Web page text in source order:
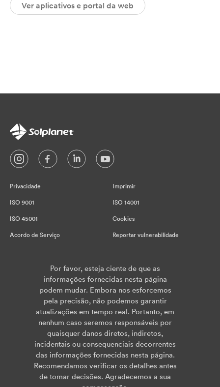
Ver aplicativos e portal da web
Privacidade Imprimir
ISO 9001 ISO 14001
ISO 45001 Cookies
Acordo de Serviço Reportar vulnerabilidade
Por favor, esteja ciente de que as
informações fornecidas nesta página
podem mudar. Embora nos esforcemos
pela precisão, não podemos garantir
atualizações em tempo real. Portanto, em
nenhum caso seremos responsáveis por
quaisquer danos diretos, indiretos,
incidentais ou consequenciais decorrentes
das informações fornecidas nesta página.
Recomendamos verificar os detalhes antes
de tomar decisões. Agradecemos a sua